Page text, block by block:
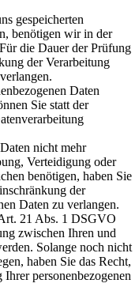
gespeicherten
benötigen wir in der
die Dauer der Prüfung
der Verarbeitung
Daten
Sie statt der
nicht mehr
Verteidigung oder
benötigen, haben Sie
der
Daten zu verlangen.
21 Abs. 1 DSGVO
zwischen Ihren und
Solange noch nicht
haben Sie das Recht,
personenbezogenen